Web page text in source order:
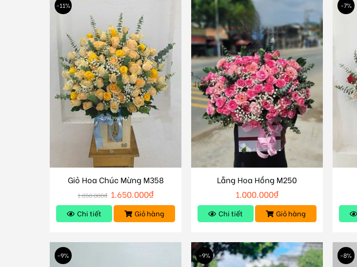
-11%
Giỏ Hoa Chúc Mừng M358
1.850.000₫ 1.650.000₫
Chi tiết Giỏ hàng
Lẵng Hoa Hồng M250
1.000.000₫
Chi tiết Giỏ hàng
-7%
-9% -9% -8%